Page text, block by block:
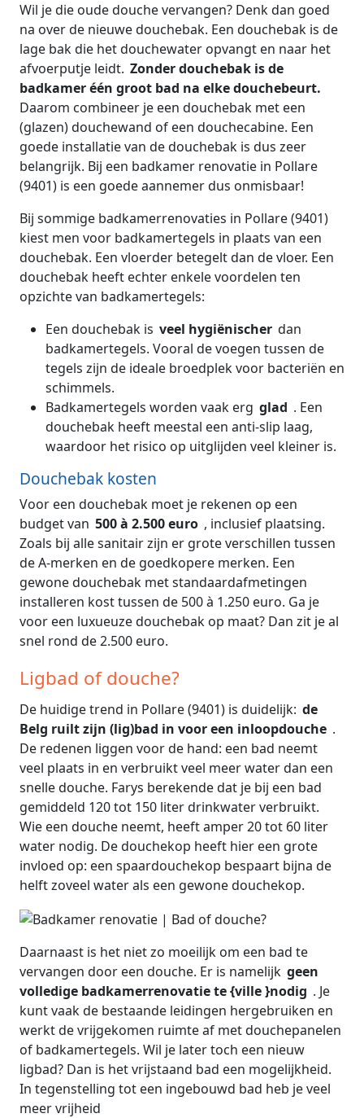
Wil je die oude douche vervangen? Denk dan goed
na over de nieuwe douchebak. Een douchebak is de
lage bak die het douchewater opvangt en naar het
afvoerputje leidt. Zonder douchebak is de
badkamer één groot bad na elke douchebeurt.
Daarom combineer je een douchebak met een
(glazen) douchewand of een douchecabine. Een
goede installatie van de douchebak is dus zeer
belangrijk. Bij een badkamer renovatie in Pollare
(9401) is een goede aannemer dus onmisbaar!
Bij sommige badkamerrenovaties in Pollare (9401)
kiest men voor badkamertegels in plaats van een
douchebak. Een vloerder betegelt dan de vloer. Een
douchebak heeft echter enkele voordelen ten
opzichte van badkamertegels:
Een douchebak is veel hygiënischer dan
badkamertegels. Vooral de voegen tussen de
tegels zijn de ideale broedplek voor bacteriën en
schimmels.
Badkamertegels worden vaak erg glad . Een
douchebak heeft meestal een anti-slip laag,
waardoor het risico op uitglijden veel kleiner is.
Douchebak kosten
Voor een douchebak moet je rekenen op een
budget van 500 à 2.500 euro , inclusief plaatsing.
Zoals bij alle sanitair zijn er grote verschillen tussen
de A-merken en de goedkopere merken. Een
gewone douchebak met standaardafmetingen
installeren kost tussen de 500 à 1.250 euro. Ga je
voor een luxueuze douchebak op maat? Dan zit je al
snel rond de 2.500 euro.
Ligbad of douche?
De huidige trend in Pollare (9401) is duidelijk: de
Belg ruilt zijn (lig)bad in voor een inloopdouche .
De redenen liggen voor de hand: een bad neemt
veel plaats in en verbruikt veel meer water dan een
snelle douche. Farys berekende dat je bij een bad
gemiddeld 120 tot 150 liter drinkwater verbruikt.
Wie een douche neemt, heeft amper 20 tot 60 liter
water nodig. De douchekop heeft hier een grote
invloed op: een spaardouchekop bespaart bijna de
helft zoveel water als een gewone douchekop.
Daarnaast is het niet zo moeilijk om een bad te
vervangen door een douche. Er is namelijk geen
volledige badkamerrenovatie te {ville }nodig . Je
kunt vaak de bestaande leidingen hergebruiken en
werkt de vrijgekomen ruimte af met douchepanelen
of badkamertegels. Wil je later toch een nieuw
ligbad? Dan is het vrijstaand bad een mogelijkheid.
In tegenstelling tot een ingebouwd bad heb je veel
meer vrijheid